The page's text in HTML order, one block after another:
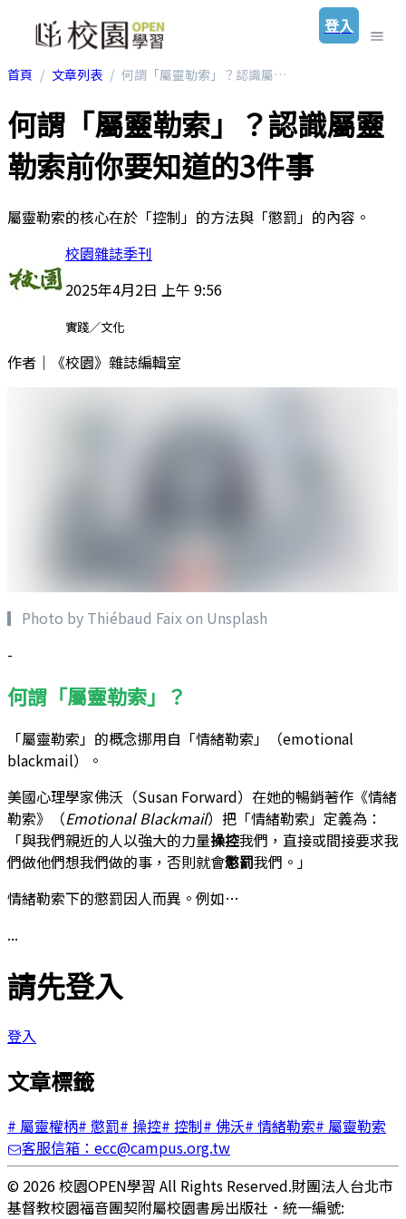
登入
首頁 文章列表 何謂「屬靈勒索」？認識屬靈勒索前你要知道的3件事
何謂「屬靈勒索」？認識屬靈
勒索前你要知道的3件事
屬靈勒索的核心在於「控制」的方法與「懲罰」的內容。
校園雜誌季刊
2025年4月2日 上午 9:56
實踐／文化
作者｜《校園》雜誌編輯室
▎Photo by Thiébaud Faix on Unsplash
-
何謂「屬靈勒索」？
「屬靈勒索」的概念挪用自「情緒勒索」（emotional
blackmail）。
美國心理學家佛沃（Susan Forward）在她的暢銷著作《情緒
勒索》（Emotional Blackmail）把「情緒勒索」定義為：
「與我們親近的人以強大的力量操控我們，直接或間接要求我
們做他們想我們做的事，否則就會懲罰我們。」
情緒勒索下的懲罰因人而異。例如…
...
請先登入
登入
文章標籤
# 屬靈權柄# 懲罰# 操控# 控制# 佛沃# 情緒勒索# 屬靈勒索
客服信箱：ecc@campus.org.tw
© 2026 校園OPEN學習 All Rights Reserved.財團法人台北市
基督教校園福音團契附屬校園書房出版社 ． 統一編號: